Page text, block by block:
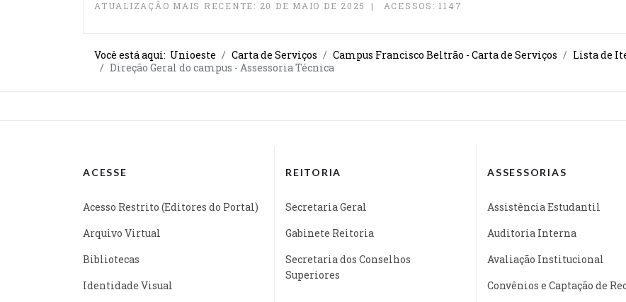
ATUALIZAÇÃO MAIS RECENTE: 20 DE MAIO DE 2025 ACESSOS: 1147
Você está aqui: Unioeste Carta de Serviços Campus Francisco Beltrão - Carta de Serviços
Lista de
Direção Geral do campus - Assessoria Técnica
ACESSE
Acesso Restrito (Editores do Portal)
Arquivo Virtual
Bibliotecas
Identidade Visual
REITORIA
Secretaria Geral
Gabinete Reitoria
Secretaria dos Conselhos
Superiores
ASSESSORIAS
Assistência Estudantil
Auditoria Interna
Avaliação Institucional
Convênios e Captação de